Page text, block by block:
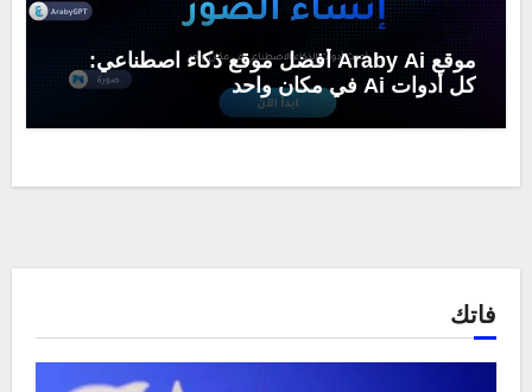
موقع Araby Ai أفضل موقع ذكاء اصطناعي:
كل أدوات Ai في مكان واحد
فاتك